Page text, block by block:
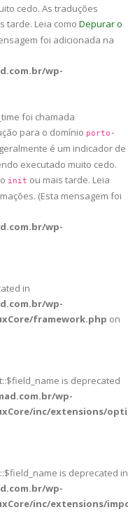
cedo. As traduções
tarde. Leia como Depurar o
foi adicionada na
wp-
foi chamada
para o domínio porto-
é um indicador de
executado muito cedo.
init ou mais tarde. Leia
(Esta mensagem foi
wp-
in
wp-
framework.php on
is deprecated
wp-
inc/extensions/
is deprecated in
wp-
inc/extensions/